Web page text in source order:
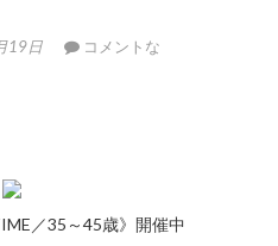
19日
コメントな
／35～45歳》開催中